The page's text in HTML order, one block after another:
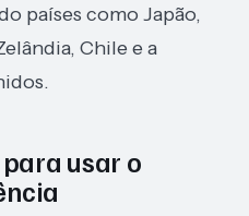
países como Japão,
Chile e a
usar o